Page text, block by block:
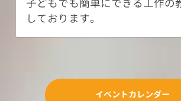
子どもでも簡単にできる工作の
しております。
イベントカレンダー